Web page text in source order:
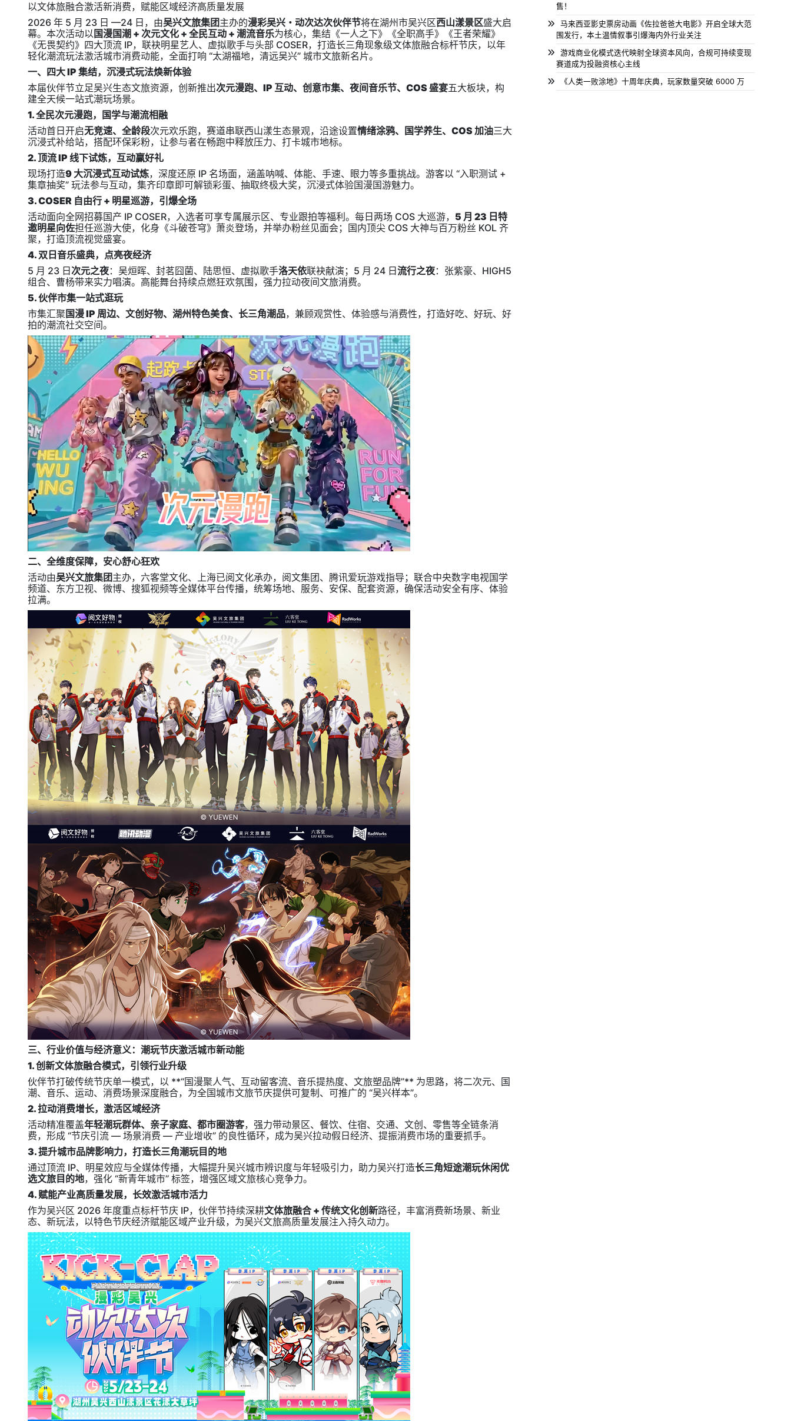
以文体旅融合激活新消费，赋能区域经济高质量发展
2026 年 5 月 23 日 —24 日，由吴兴文旅集团主办的漫彩吴兴・动次达次伙伴节将在湖州市吴兴区西山漾景区盛大启
幕。本次活动以 国漫国潮 + 次元文化 + 全民互动 + 潮流音乐为核心，集结《一人之下》《全职高手》《王者荣耀》
《无畏契约》四大顶流 IP，联袂明星艺人、虚拟歌手与头部 COSER，打造长三角现象级文体旅融合标杆节庆，以年
轻化潮流玩法激活城市消费动能，全面打响 “太湖福地，清远吴兴” 城市文旅新名片。
一、四大 IP 集结，沉浸式玩法焕新体验
本届伙伴节立足吴兴生态文旅资源，创新推出次元漫跑、IP 互动、创意市集、夜间音乐节、COS 盛宴五大板块，构
建全天候一站式潮玩场景。
1. 全民次元漫跑，国学与潮流相融
活动首日开启无竞速、全龄段次元欢乐跑，赛道串联西山漾生态景观，沿途设置情绪涂鸦、国学养生、COS 加油三大
沉浸式补给站，搭配环保彩粉，让参与者在畅跑中释放压力、打卡城市地标。
2. 顶流 IP 线下试炼，互动赢好礼
现场打造9 大沉浸式互动试炼，深度还原 IP 名场面，涵盖呐喊、体能、手速、眼力等多重挑战。游客以 “入职测试 +
集章抽奖” 玩法参与互动，集齐印章即可解锁彩蛋、抽取终极大奖，沉浸式体验国漫国游魅力。
3. COSER 自由行 + 明星巡游，引爆全场
活动面向全网招募国产 IP COSER，入选者可享专属展示区、专业跟拍等福利。每日两场 COS 大巡游， 5 月 23 日特
邀明星向佐担任巡游大使，化身《斗破苍穹》萧炎登场，并举办粉丝见面会；国内顶尖 COS 大神与百万粉丝 KOL 齐
聚，打造顶流视觉盛宴。
4. 双日音乐盛典，点亮夜经济
5 月 23 日 次元之夜：吴烜晖、封茗囧菌、陆思恒、虚拟歌手洛天依联袂献演；5 月 24 日 流行之夜：张紫豪、HIGH5
组合、曹杨带来实力唱演。高能舞台持续点燃狂欢氛围，强力拉动夜间文旅消费。
5. 伙伴市集一站式逛玩
市集汇聚 国漫 IP 周边、文创好物、湖州特色美食、长三角潮品，兼顾观赏性、体验感与消费性，打造好吃、好玩、好
拍的潮流社交空间。
二、全维度保障，安心舒心狂欢
活动由吴兴文旅集团主办，六客堂文化、上海已阅文化承办，阅文集团、腾讯爱玩游戏指导；联合中央数字电视国学
频道、东方卫视、微博、搜狐视频等全媒体平台传播，统筹场地、服务、安保、配套资源，确保活动安全有序、体验
拉满。
三、行业价值与经济意义：潮玩节庆激活城市新动能
1. 创新文体旅融合模式，引领行业升级
伙伴节打破传统节庆单一模式，以 **“国漫聚人气、互动留客流、音乐提热度、文旅塑品牌”** 为思路，将二次元、国
潮、音乐、运动、消费场景深度融合，为全国城市文旅节庆提供可复制、可推广的 “吴兴样本”。
2. 拉动消费增长，激活区域经济
活动精准覆盖年轻潮玩群体、亲子家庭、都市圈游客，强力带动景区、餐饮、住宿、交通、文创、零售等全链条消
费，形成 “节庆引流 — 场景消费 — 产业增收” 的良性循环，成为吴兴拉动假日经济、提振消费市场的重要抓手。
3. 提升城市品牌影响力，打造长三角潮玩目的地
通过顶流 IP、明星效应与全媒体传播，大幅提升吴兴城市辨识度与年轻吸引力，助力吴兴打造长三角短途潮玩休闲优
选文旅目的地，强化 “新青年城市” 标签，增强区域文旅核心竞争力。
4. 赋能产业高质量发展，长效激活城市活力
作为吴兴区 2026 年度重点标杆节庆 IP，伙伴节持续深耕文体旅融合 + 传统文化创新路径，丰富消费新场景、新业
态、新玩法，以特色节庆经济赋能区域产业升级，为吴兴文旅高质量发展注入持久动力。
售！
马来西亚影史票房动画《佐拉爸爸大电影》开启全球大范
围发行，本土温情叙事引爆海内外行业关注
游戏商业化模式迭代映射全球资本风向，合规可持续变现
赛道成为投融资核心主线
《人类一败涂地》十周年庆典，玩家数量突破 6000 万